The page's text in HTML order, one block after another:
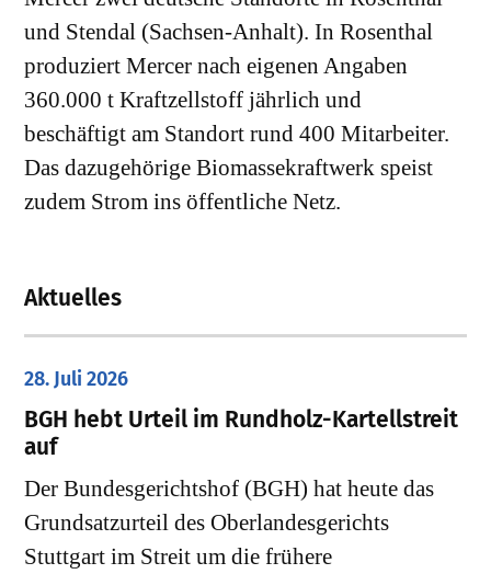
und Stendal (Sachsen-Anhalt). In Rosenthal
produziert Mercer nach eigenen Angaben
360.000 t Kraftzellstoff jährlich und
beschäftigt am Standort rund 400 Mitarbeiter.
Das dazugehörige Biomassekraftwerk speist
zudem Strom ins öffentliche Netz.
Aktuelles
28. Juli 2026
​BGH hebt Urteil im Rundholz-Kartellstreit
auf
Der Bundesgerichtshof (BGH) hat heute das
Grundsatzurteil des Oberlandesgerichts
Stuttgart im Streit um die frühere